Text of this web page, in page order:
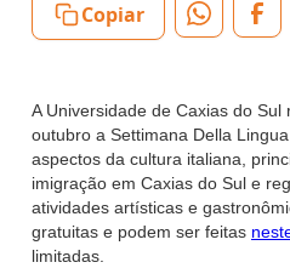
Copiar
A Universidade de Caxias do
outubro a Settimana Della
aspectos da cultura italiana,
imigração em Caxias do Sul e
atividades artísticas e
gratuitas e podem ser feitas
limitadas.